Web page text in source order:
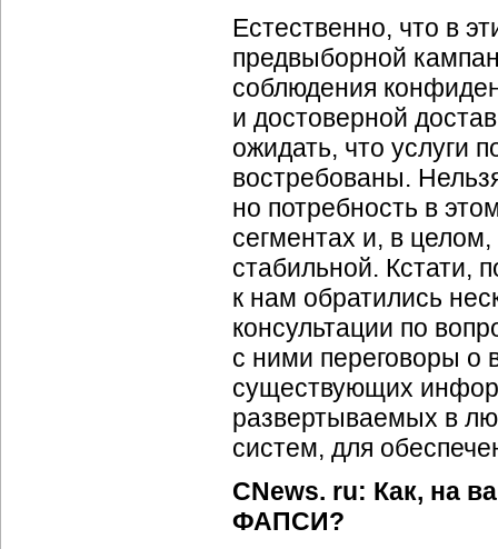
Естественно, что в
предвыборной
соблюдения
и достоверной
ожидать, что услуги
востребованы.
но потребность в
сегментах и, в
стабильной. Кстати,
к нам обратились
консультации по
с ними переговоры о
существующих
развертываемых в
систем, для
CNews. ru: Как, на
ФАПСИ?